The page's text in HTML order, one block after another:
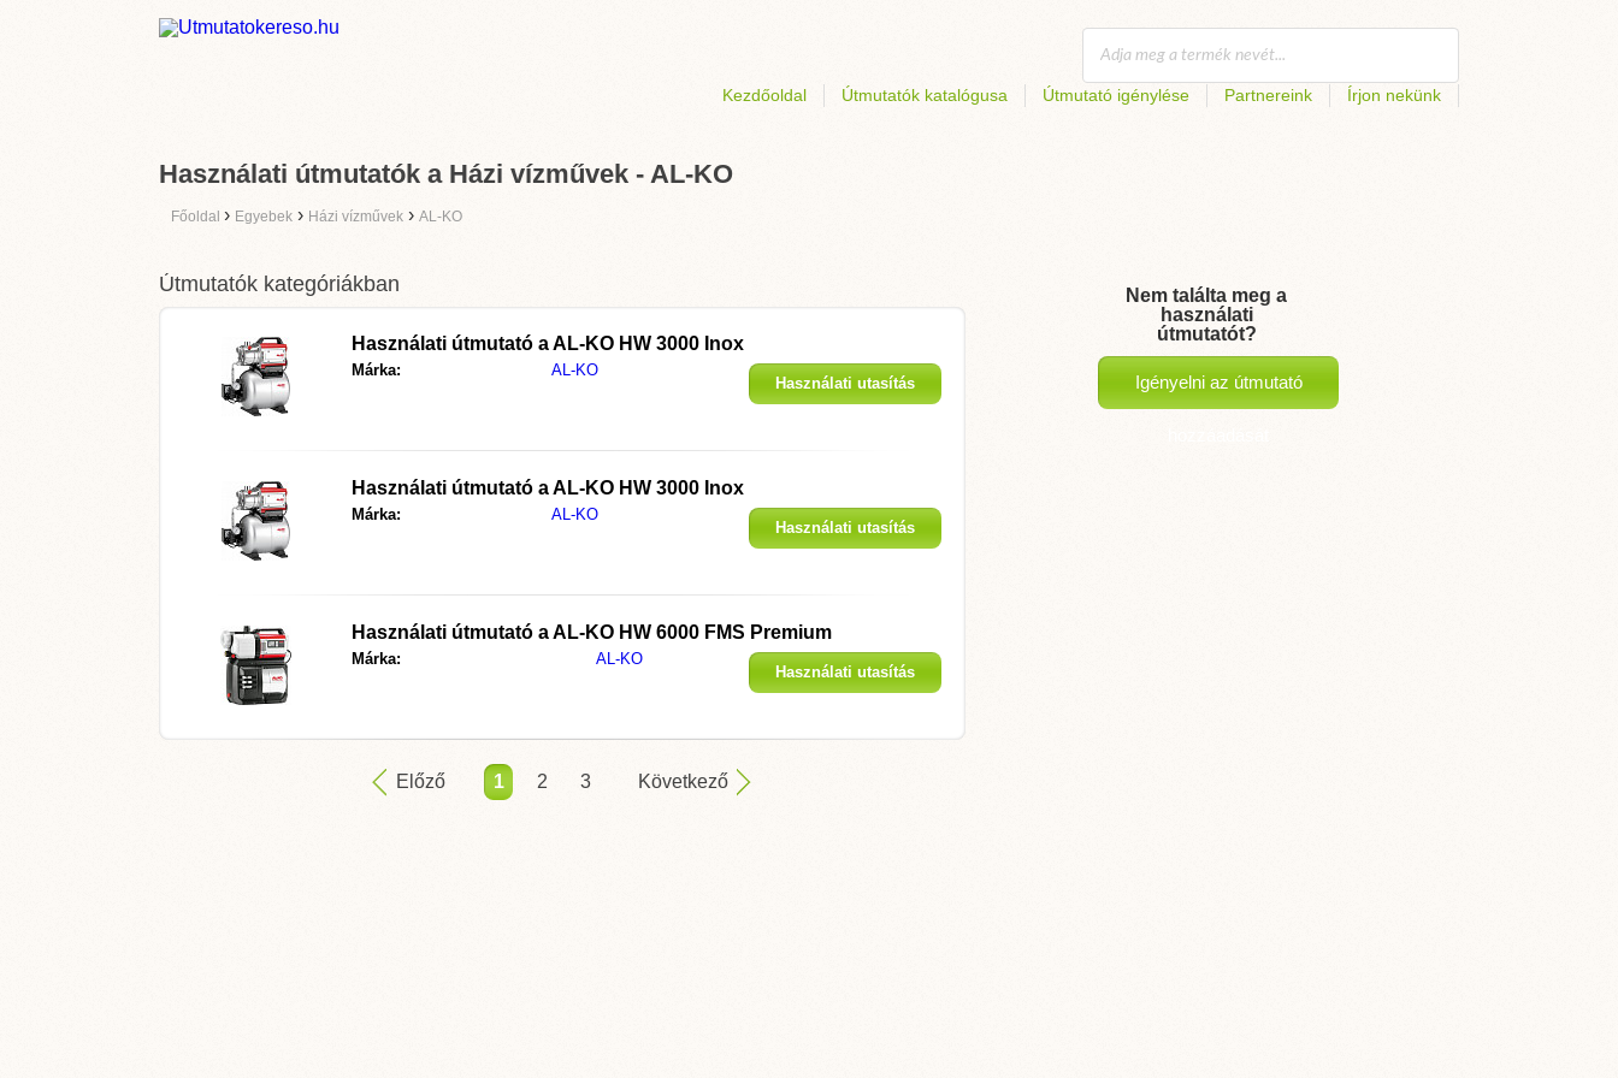
Kezdőoldal Útmutatók katalógusa Útmutató igénylése Partnereink Írjon nekünk
Használati útmutatók a Házi vízművek - AL-KO
Főoldal › Egyebek › Házi vízművek › AL-KO
Útmutatók kategóriákban
Használati útmutató aAL-KO HW 3000 Inox
Márka: AL-KO
Használati utasítás
Használati útmutató aAL-KO HW 3000 Inox
Márka: AL-KO
Használati utasítás
Használati útmutató aAL-KO HW 6000 FMS Premium
Márka: AL-KO
Használati utasítás
Előző 1 2 3 Következő
Nem találta meg a
használati
útmutatót?
Igényelni az útmutató